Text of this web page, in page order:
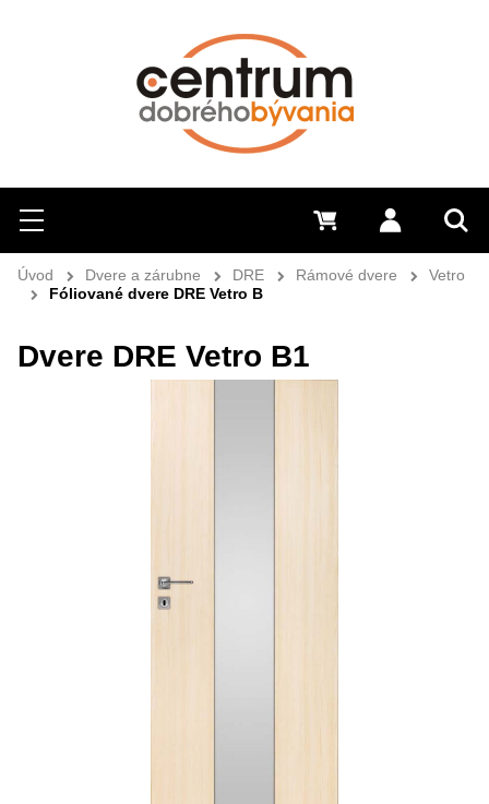
Hľadať
Menu Prihlásiť
0 €
Úvod Dvere a zárubne DRE Rámové dvere
Vetro
Fóliované dvere DRE Vetro B
Dvere DRE Vetro B1